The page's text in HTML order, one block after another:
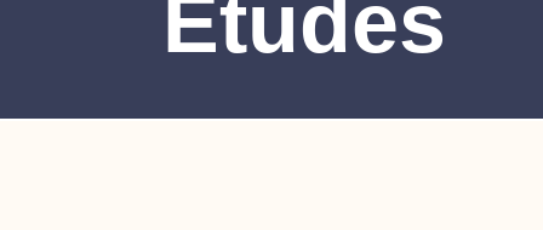
Etudes